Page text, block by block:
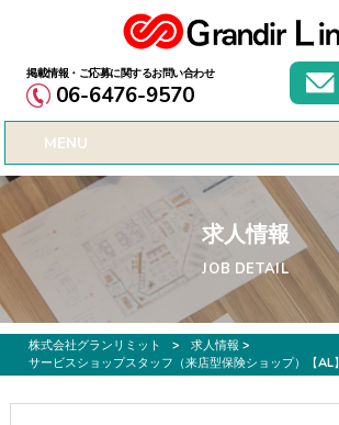
06-6476-9570
MENU
求人情報
JOB DETAIL
株式会社グランリミット > 求人情報 >
サービスショップスタッフ（来店型保険ショップ）【AL】